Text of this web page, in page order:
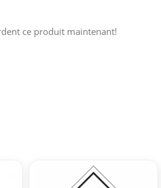
ce produit maintenant!